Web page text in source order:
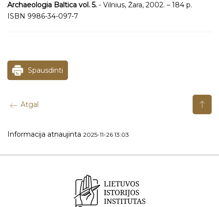
Archaeologia Baltica vol. 5. - Vilnius, Žara, 2002. – 184 p.
ISBN 9986-34-097-7
Spausdinti
Atgal
Informacija atnaujinta 2025-11-26 13:03